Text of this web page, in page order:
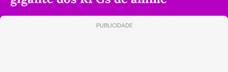
PUBLICIDADE